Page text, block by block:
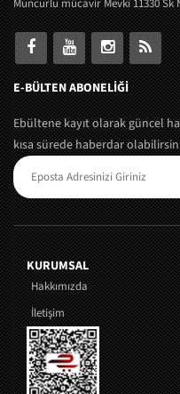
Muncurlu mücavir Mevki 11330 Sk
E-BÜLTEN ABONELİĞİ
Ebültene kayıt olarak güncel
kısa sürede haberdar
KURUMSAL
Hakkımızda
İletişim